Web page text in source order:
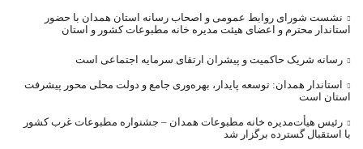
نشست شورای روابط عمومی و اصحاب رسانه استان همدان با حضور
استاندار محترم و اعضای هیئت مدیره خانه مطبوعات کشور و استان
رسانه شریک حاکمیت و پیشران ارتقای سرمایه اجتماعی است
استاندار همدان: توسعه پایدار، بهره‌وری جامع و دولت محلی محور پیشرفت
استان است
رئیس هیأت‌مدیره خانه مطبوعات همدان – جشنواره مطبوعات غرب کشور
با استقبال گسترده برگزار شد